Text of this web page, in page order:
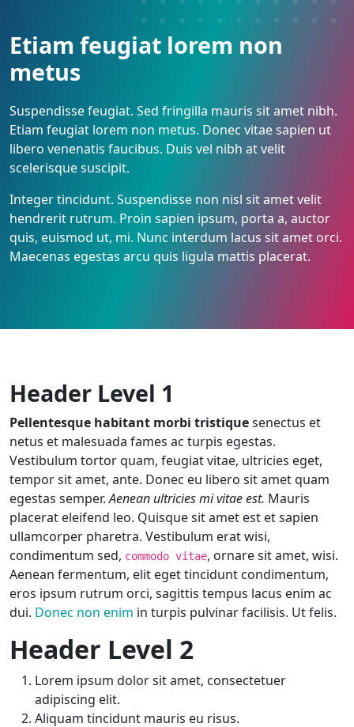
Etiam feugiat lorem non
metus
Suspendisse feugiat. Sed fringilla mauris sit amet nibh.
Etiam feugiat lorem non metus. Donec vitae sapien ut
libero venenatis faucibus. Duis vel nibh at velit
scelerisque suscipit.
Integer tincidunt. Suspendisse non nisl sit amet velit
hendrerit rutrum. Proin sapien ipsum, porta a, auctor
quis, euismod ut, mi. Nunc interdum lacus sit amet orci.
Maecenas egestas arcu quis ligula mattis placerat.
Header Level 1
Pellentesque habitant morbi tristiquesenectus et
netus et malesuada fames ac turpis egestas.
Vestibulum tortor quam, feugiat vitae, ultricies eget,
tempor sit amet, ante. Donec eu libero sit amet quam
egestas semper.Aenean ultricies mi vitae est. Mauris
placerat eleifend leo. Quisque sit amet est et sapien
ullamcorper pharetra. Vestibulum erat wisi,
condimentum sed, commodo vitae, ornare sit amet, wisi.
Aenean fermentum, elit eget tincidunt condimentum,
eros ipsum rutrum orci, sagittis tempus lacus enim ac
dui. Donec non enim in turpis pulvinar facilisis. Ut felis.
Header Level 2
Lorem ipsum dolor sit amet, consectetuer
adipiscing elit.
Aliquam tincidunt mauris eu risus.